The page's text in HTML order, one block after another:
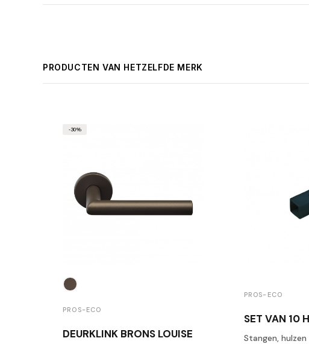
PRODUCTEN VAN HETZELFDE MERK
PROS-ECO
DEURKLINK BRONS LOUISE
-30%
PROS-ECO
Stangen,